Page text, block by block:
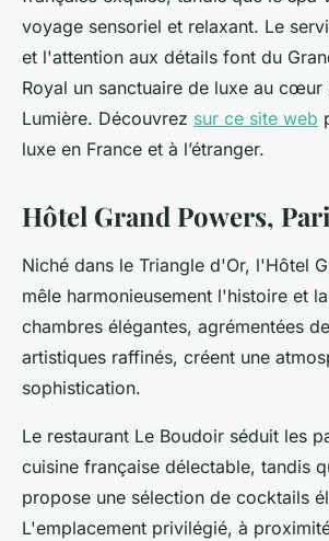
voyage sensoriel et relaxant. Le
et l'attention aux détails font du
Royal un sanctuaire de luxe au cœur
Lumière. Découvrez sur ce site web
luxe en France et à l’étranger.
Hôtel Grand Powers,
Niché dans le Triangle d'Or, l'Hôtel
mêle harmonieusement l'histoire et
chambres élégantes, agrémentées
artistiques raffinés, créent une
sophistication.
Le restaurant Le Boudoir séduit les
cuisine française délectable, tandis
propose une sélection de cocktails
L'emplacement privilégié, à